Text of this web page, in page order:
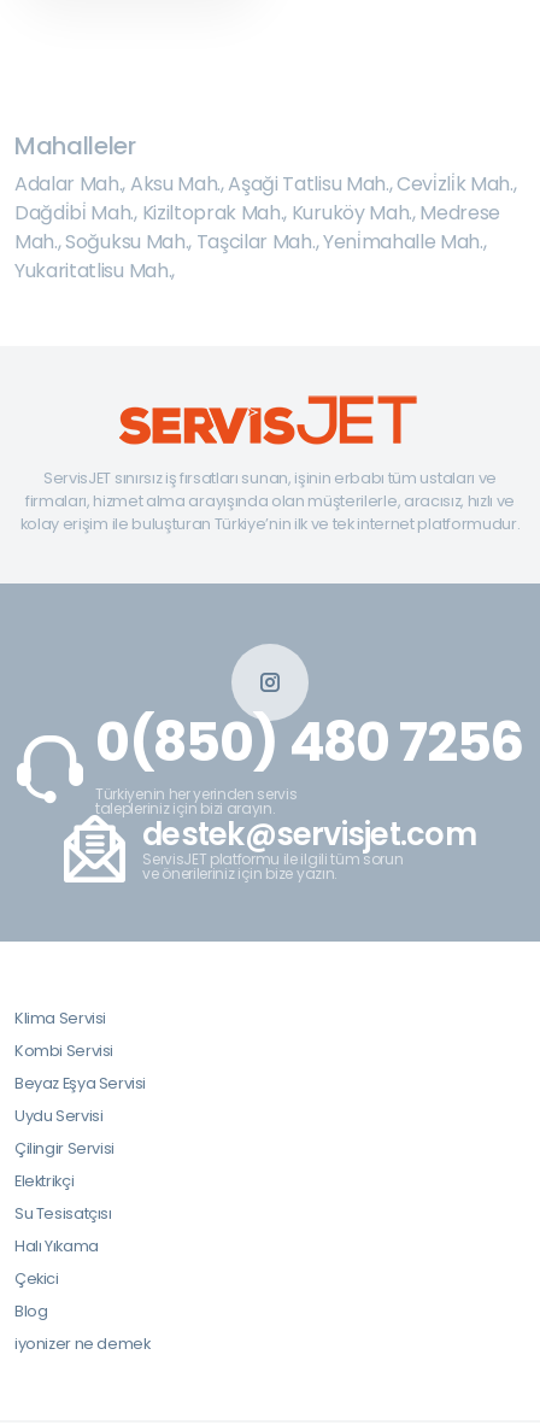
Mahalleler
Adalar Mah.,Aksu Mah.,Aşaği Tatlisu Mah.,Cevi̇zli̇k Mah.,
Dağdi̇bi̇ Mah., Kiziltoprak Mah., Kuruköy Mah.,Medrese
Mah.,Soğuksu Mah., Taşcilar Mah.,Yeni̇mahalle Mah.,
Yukaritatlisu Mah.,
ServisJET sınırsız iş fırsatları sunan, işinin erbabı tüm ustaları ve
firmaları, hizmet alma arayışında olan müşterilerle, aracısız, hızlı ve
kolay erişim ile buluşturan Türkiye’nin ilk ve tek internet platformudur.
0(850) 480 7256
Türkiyenin her yerinden servis
talepleriniz için bizi arayın.
destek@servisjet.com
ServisJET platformu ile ilgili tüm sorun
ve önerileriniz için bize yazın.
Klima Servisi
Kombi Servisi
Beyaz Eşya Servisi
Uydu Servisi
Çilingir Servisi
Elektrikçi
Su Tesisatçısı
Halı Yıkama
Çekici
Blog
iyonizer ne demek